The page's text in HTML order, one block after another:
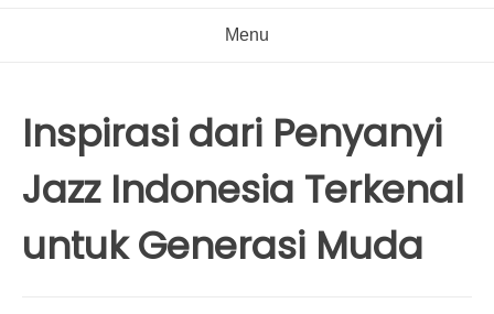
Menu
Inspirasi dari Penyanyi
Jazz Indonesia Terkenal
untuk Generasi Muda